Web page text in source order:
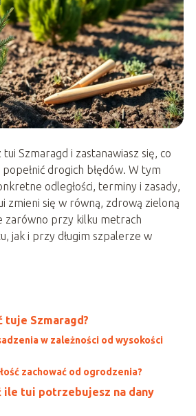
tui Szmaragd i zastanawiasz się, co
drogich błędów. W tym
odległości, terminy i zasady,
zmieni się w równą, zdrową zieloną
zarówno przy kilku metrach
jak i przy długim szpalerze w
tuje Szmaragd?
w zależności od wysokości
zachować od ogrodzenia?
ile tui potrzebujesz na dany